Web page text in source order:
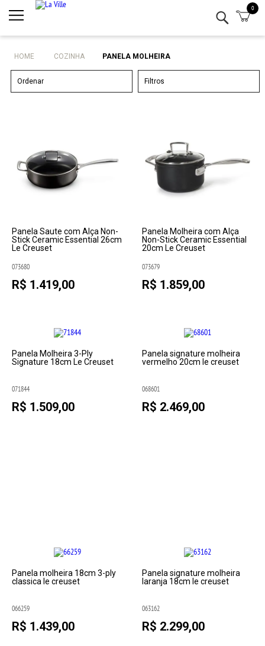
0
Mesa
Bar
Decor
Marcas
HOME COZINHA PANELA MOLHEIRA
Filtros
Ordenar
Panela Saute com Alça Non-
Stick Ceramic Essential 26cm
Le Creuset
073680
R$ 1.419,00
Panela Molheira com Alça
Non-Stick Ceramic Essential
20cm Le Creuset
073679
R$ 1.859,00
Panela Molheira 3-Ply
Signature 18cm Le Creuset
071844
R$ 1.509,00
Panela signature molheira
vermelho 20cm le creuset
068601
R$ 2.469,00
Panela molheira 18cm 3-ply
classica le creuset
066259
R$ 1.439,00
Panela signature molheira
laranja 18cm le creuset
063162
R$ 2.299,00